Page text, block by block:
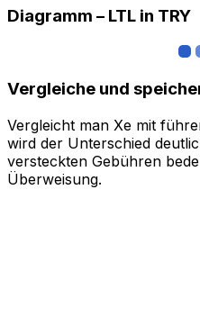
Diagramm – LTL in TRY
Vergleiche und
Vergleicht man Xe mit
wird der Unterschied
versteckten Gebühren
Überweisung.